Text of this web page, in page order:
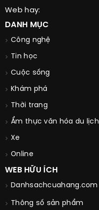
Web hay:
DANH MỤC
Công nghệ
Tin học
Cuộc sống
Khám phá
Thời trang
Ẩm thực văn hóa du lịch
Xe
Online
WEB HỮU ÍCH
Danhsachcuahang.com
Thông số sản phẩm